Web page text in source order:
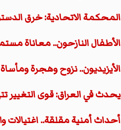
المحكمة الاتحادية: خرق
الأطفال النازحون.. معاناة
الأيزيديون.. نزوح وهجرة
يحدث في العراق: قوى التغيير
أحداث أمنية مقلقة..